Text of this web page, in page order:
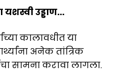
उड्डाण...
कालावधीत या
अनेक तांत्रिक
सामना करावा लागला.